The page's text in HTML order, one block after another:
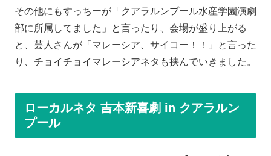
その他にもすっちーが「クアラルンプール水産学園演劇
部に所属してました」と言ったり、会場が盛り上がる
と、芸人さんが「マレーシア、サイコー！！」と言った
り、チョイチョイマレーシアネタも挟んでいきました。
ローカルネタ 吉本新喜劇 in クアラルン
プール